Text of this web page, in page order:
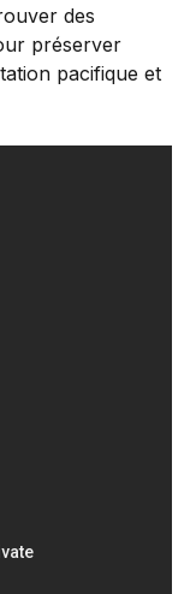
des
préserver
pacifique et